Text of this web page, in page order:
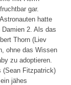
gar.
hatte
2. Als das
Thorn (Liev
ohne das Wissen
zu adoptieren.
(Sean Fitzpatrick)
jähes